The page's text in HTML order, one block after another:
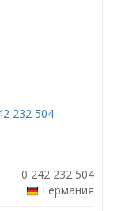
232 504
0 242 232 504
Германия